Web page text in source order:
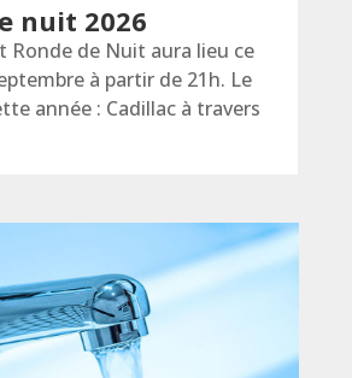
nuit 2026
Ronde de Nuit aura lieu ce
à partir de 21h. Le
année : Cadillac à travers